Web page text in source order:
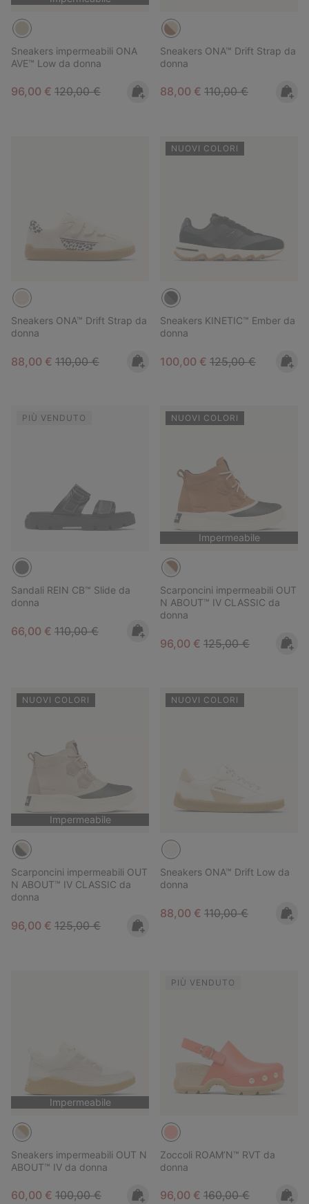
Sneakers impermeabili ONA
AVE™ Low da donna
Sale price:
96,00 € Regular price:
120,00 €
Sneakers ONA™ Drift Strap da
donna
Sale price:
88,00 € Regular price:
110,00 €
Sneakers ONA™ Drift Strap da
donna
Sale price:
88,00 € Regular price:
110,00 €
NUOVI COLORI
Sneakers KINETIC™ Ember da
donna
Sale price:
100,00 € Regular price:
125,00 €
PIÙ VENDUTO
Sandali REIN CB™ Slide da
donna
Sale price:
66,00 € Regular price:
110,00 €
NUOVI COLORI
Impermeabile
Scarponcini impermeabili OUT
N ABOUT™ IV CLASSIC da
donna
Sale price:
96,00 € Regular price:
125,00 €
NUOVI COLORI
Impermeabile
Scarponcini impermeabili OUT
N ABOUT™ IV CLASSIC da
donna
Sale price:
96,00 € Regular price:
125,00 €
NUOVI COLORI
Sneakers ONA™ Drift Low da
donna
Sale price:
88,00 € Regular price:
110,00 €
Impermeabile
Sneakers impermeabili OUT N
ABOUT™ IV da donna
Sale price:
60,00 € Regular price:
100,00 €
PIÙ VENDUTO
Zoccoli ROAM’N™ RVT da
donna
Sale price:
96,00 € Regular price:
160,00 €